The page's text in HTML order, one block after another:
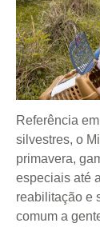
Referência
silvestres, o
primavera,
especiais até
reabilitação e
comum a